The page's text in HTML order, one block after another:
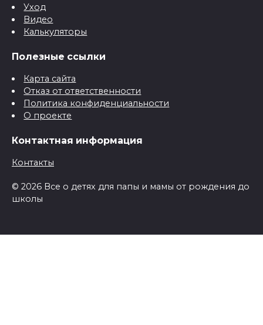
Уход
Видео
Калькуляторы
Полезные ссылки
Карта сайта
Отказ от ответственности
Политика конфиденциальности
О проекте
Контактная информация
Контакты
© 2026 Все о детях для папы и мамы от рождения до
школы